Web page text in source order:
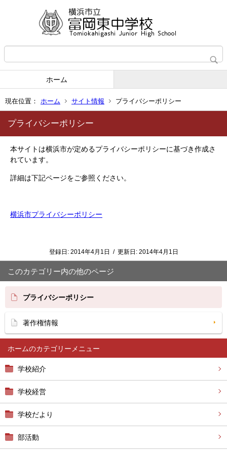
ホーム
現在位置： ホーム サイト情報 プライバシーポリシー
ホーム
学校紹介
学校経営
学校だより
部活動
プライバシーポリシー
本サイトは横浜市が定めるプライバシーポリシーに基づき作成さ
れています。
詳細は下記ページをご参照ください。
横浜市プライバシーポリシー
登録日: 2014年4月1日 / 更新日: 2014年4月1日
このカテゴリー内の他のページ
プライバシーポリシー
著作権情報